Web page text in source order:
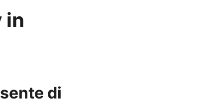
in
di